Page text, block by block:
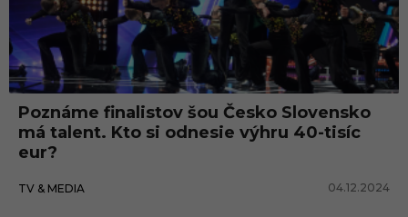
Poznáme finalistov šou Česko Slovensko
má talent. Kto si odnesie výhru 40-tisíc
eur?
TV & MEDIA 04.12.2024